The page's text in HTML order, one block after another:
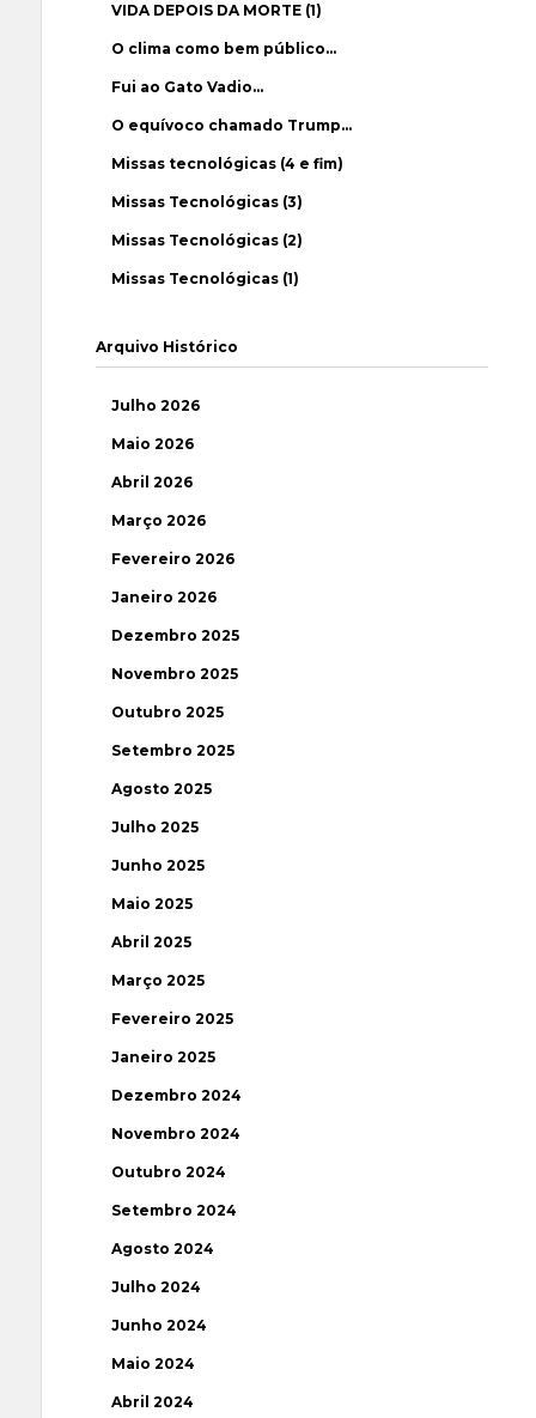
VIDA DEPOIS DA MORTE (1)
O clima como bem público…
Fui ao Gato Vadio…
O equívoco chamado Trump…
Missas tecnológicas (4 e fim)
Missas Tecnológicas (3)
Missas Tecnológicas (2)
Missas Tecnológicas (1)
Arquivo Histórico
Julho 2026
Maio 2026
Abril 2026
Março 2026
Fevereiro 2026
Janeiro 2026
Dezembro 2025
Novembro 2025
Outubro 2025
Setembro 2025
Agosto 2025
Julho 2025
Junho 2025
Maio 2025
Abril 2025
Março 2025
Fevereiro 2025
Janeiro 2025
Dezembro 2024
Novembro 2024
Outubro 2024
Setembro 2024
Agosto 2024
Julho 2024
Junho 2024
Maio 2024
Abril 2024